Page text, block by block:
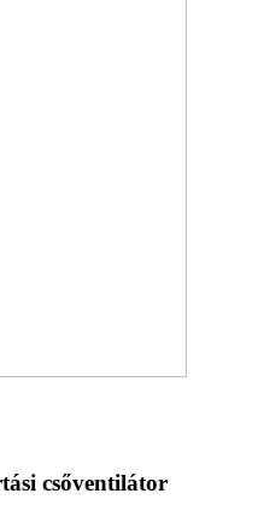
csőventilátor